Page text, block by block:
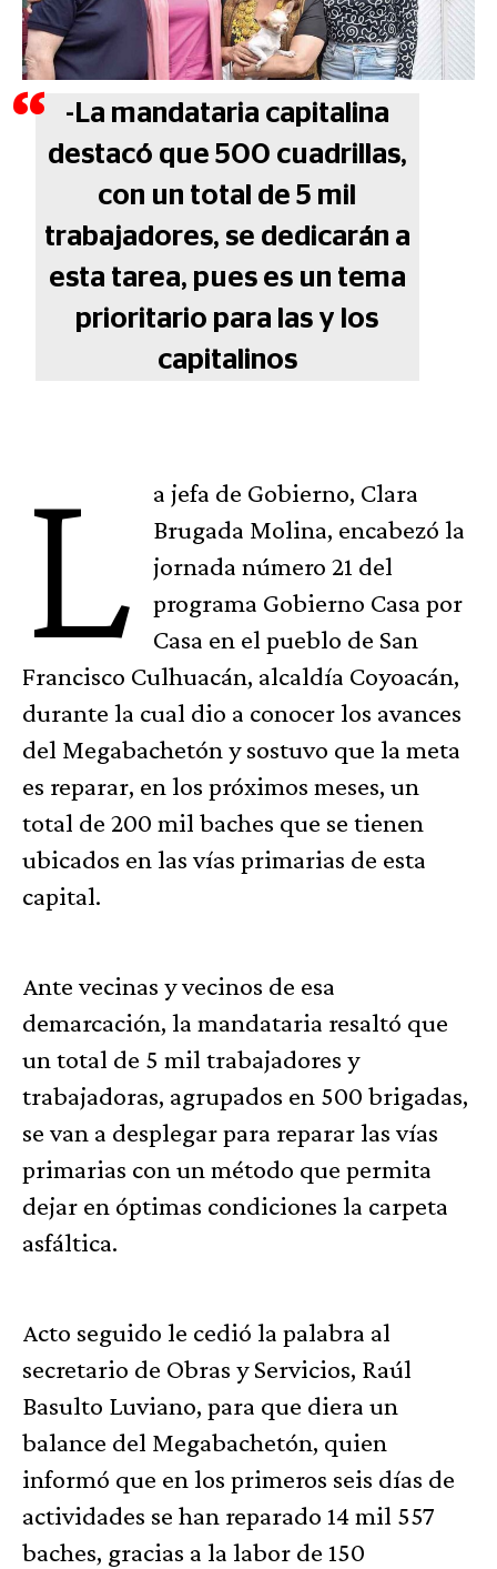
-La mandataria capitalina
destacó que 500 cuadrillas,
con un total de 5 mil
trabajadores, se dedicarán a
esta tarea, pues es un tema
prioritario para las y los
capitalinos
L
a jefa de Gobierno, Clara
Brugada Molina, encabezó la
jornada número 21 del
programa Gobierno Casa por
Casa en el pueblo de San
Francisco Culhuacán, alcaldía Coyoacán,
durante la cual dio a conocer los avances
del Megabachetón y sostuvo que la meta
es reparar, en los próximos meses, un
total de 200 mil baches que se tienen
ubicados en las vías primarias de esta
capital.
Ante vecinas y vecinos de esa
demarcación, la mandataria resaltó que
un total de 5 mil trabajadores y
trabajadoras, agrupados en 500 brigadas,
se van a desplegar para reparar las vías
primarias con un método que permita
dejar en óptimas condiciones la carpeta
asfáltica.
Acto seguido le cedió la palabra al
secretario de Obras y Servicios, Raúl
Basulto Luviano, para que diera un
balance del Megabachetón, quien
informó que en los primeros seis días de
actividades se han reparado 14 mil 557
baches, gracias a la labor de 150